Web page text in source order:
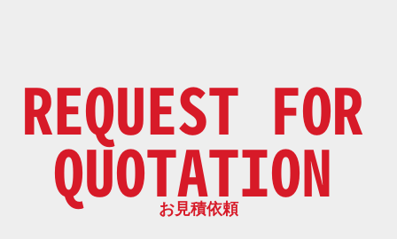
REQUEST FOR
QUOTATION
お見積依頼